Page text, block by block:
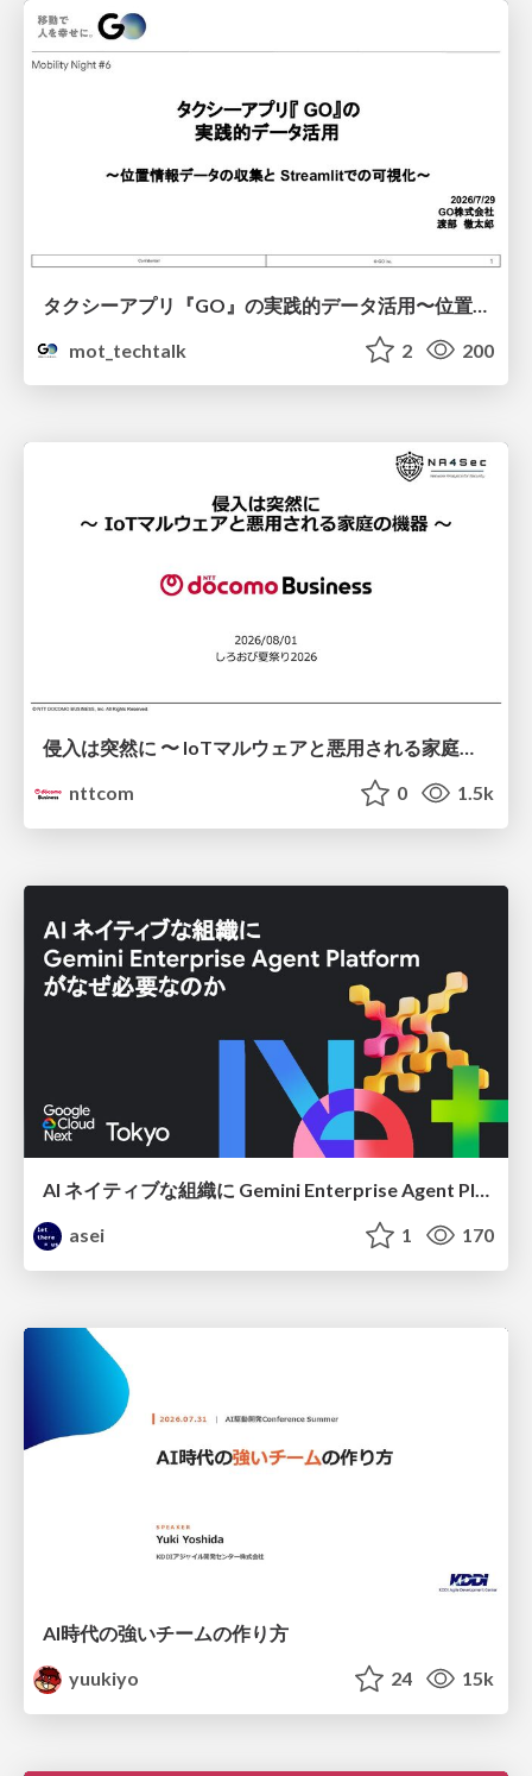
mot_techtalk
2 200
侵入は突然に 〜 IoTマルウェアと悪用される家庭の機器 ～ / When Intrusion Strikes: IoT Malware and the Abuse of Home Devices
nttcom
0 1.5k
AI ネイティブな組織に Gemini Enterprise Agent Platform がなぜ必要なのか
asei
1 170
AI時代の強いチームの作り方
yuukiyo
24 15k